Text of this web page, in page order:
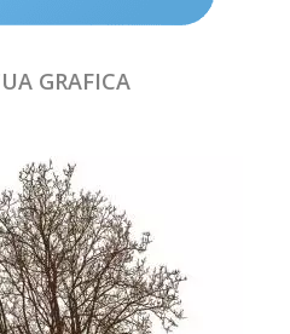
GRAFICA